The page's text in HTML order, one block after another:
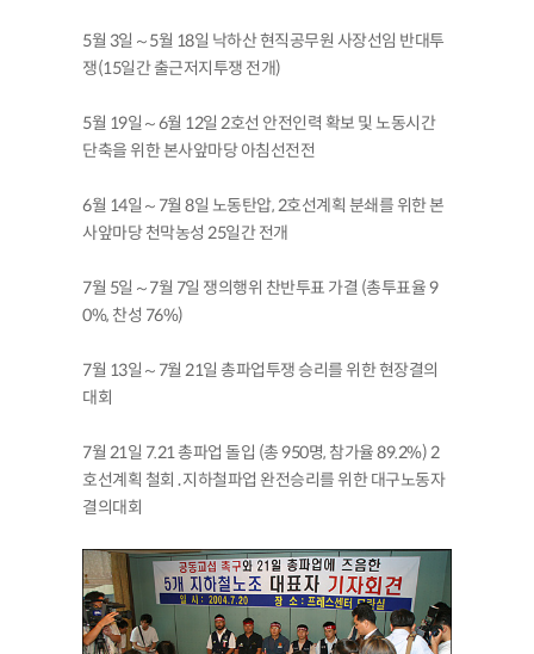
5월 3일～5월 18일 낙하산 현직공무원 사장선임 반대투
쟁(15일간 출근저지투쟁 전개)
5월 19일～6월 12일 2호선 안전인력 확보 및 노동시간
단축을 위한 본사앞마당 아침선전전
6월 14일～7월 8일 노동탄압, 2호선계획 분쇄를 위한 본
사앞마당 천막농성 25일간 전개
7월 5일～7월 7일 쟁의행위 찬반투표 가결 (총투표율 9
0%, 찬성 76%)
7월 13일～7월 21일 총파업투쟁 승리를 위한 현장결의
대회
7월 21일 7.21 총파업 돌입 (총 950명, 참가율 89.2%) 2
호선계획 철회․지하철파업 완전승리를 위한 대구노동자
결의대회